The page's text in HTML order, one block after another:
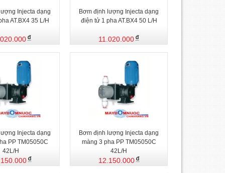
Injecta dạng
AT.BX4 35 L/H
Bơm định lượng Injecta dạng
điện tử 1 pha AT.BX4 50 L/H
11.020.000
Injecta dạng
PP TM05050C
42L/H
Bơm định lượng Injecta dạng
màng 3 pha PP TM05050C
42L/H
12.150.000